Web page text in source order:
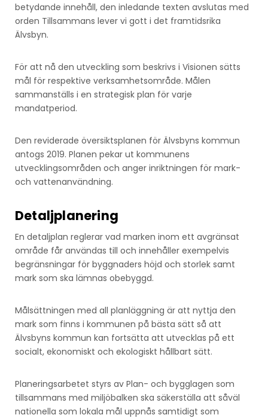
betydande innehåll, den inledande texten avslutas med
orden Tillsammans lever vi gott i det framtidsrika
Älvsbyn.
För att nå den utveckling som beskrivs i Visionen sätts
mål för respektive verksamhetsområde. Målen
sammanställs i en strategisk plan för varje
mandatperiod.
Den reviderade översiktsplanen för Älvsbyns kommun
antogs 2019. Planen pekar ut kommunens
utvecklingsområden och anger inriktningen för mark-
och vattenanvändning.
Detaljplanering
En detaljplan reglerar vad marken inom ett avgränsat
område får användas till och innehåller exempelvis
begränsningar för byggnaders höjd och storlek samt
mark som ska lämnas obebyggd.
Målsättningen med all planläggning är att nyttja den
mark som finns i kommunen på bästa sätt så att
Älvsbyns kommun kan fortsätta att utvecklas på ett
socialt, ekonomiskt och ekologiskt hållbart sätt.
Planeringsarbetet styrs av Plan- och bygglagen som
tillsammans med miljöbalken ska säkerställa att såväl
nationella som lokala mål uppnås samtidigt som